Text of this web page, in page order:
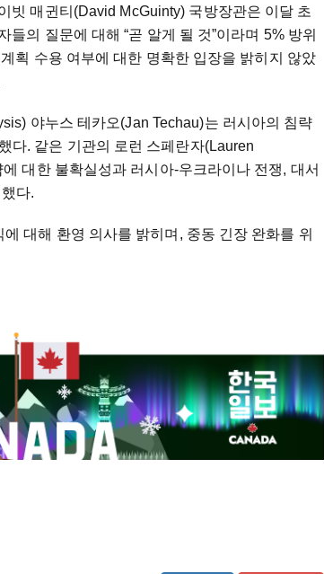
빗 매귄티(David McGuinty) 국방장관은 이달 초
들의 질문에 대해 “곧 알게 될 것”이라며 5% 방위
획 수용 여부에 대한 명확한 입장을 밝히지 않았
야누스 테카오(Jan Techau)는 러시아의 침략
다. 같은 기관의 로런 스페란자(Lauren
대한 불확실성과 러시아-우크라이나 전쟁, 대서
다.
대해 환영 의사를 밝히며, 중동 긴장 완화를 위